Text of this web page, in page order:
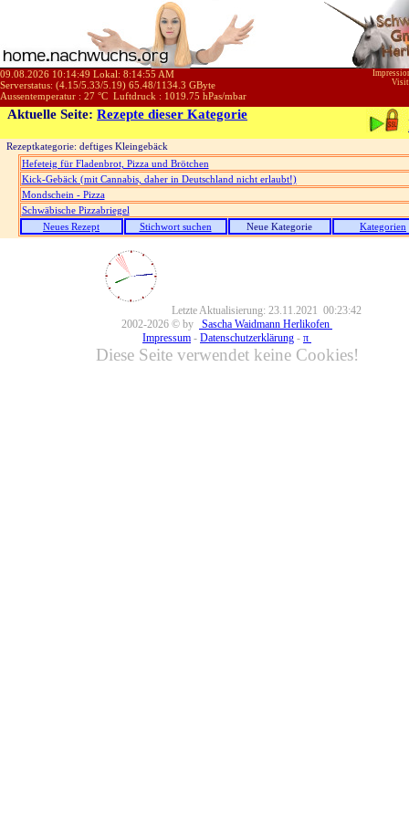
09.08.2026 10:14:49 Lokal: 8:14:55 AM
Serverstatus: (4.15/5.33/5.19) 65.48/1134.3 GByte
Aussentemperatur : 27 °C Luftdruck : 1019.75 hPas/mbar
Aktuelle Seite: Rezepte dieser Kategorie
Rezeptkategorie: deftiges Kleingebäck
Hefeteig für Fladenbrot, Pizza und Brötchen
Kick-Gebäck (mit Cannabis, daher in Deutschland nicht erlaubt!)
Mondschein - Pizza
Schwäbische Pizzabriegel
Neues Rezept Stichwort suchen Neue Kategorie Kategorien
Letzte Aktualisierung: 23.11.2021 00:23:42
2002-2026 © by
Sascha Waidmann Herlikofen
Impressum - Datenschutzerklärung - π
Diese Seite verwendet keine Cookies!